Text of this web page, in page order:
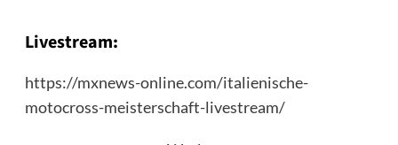
Livestream:
https://mxnews-online.com/italienische-
motocross-meisterschaft-livestream/